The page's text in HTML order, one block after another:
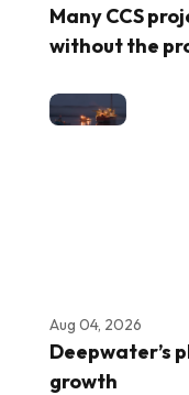
Many CCS
without the
Aug 04, 2026
Deepwater’s
growth